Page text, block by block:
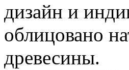
дизайн и
облицовано
древесины.